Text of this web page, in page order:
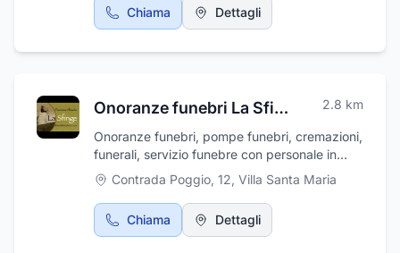
Chiama Dettagli
Onoranze funebri La Sfinge 2.8 km
Onoranze funebri, pompe funebri, cremazioni,
funerali, servizio funebre con personale in
divisa. Disbrigo pratiche, addobbi floreali,
addobbi funebri, affissioni avvisi di lutto,
allestimento camere ardenti, articoli ed arredi
funebri, trasporti funebri nazionali ed
Contrada Poggio, 12, Villa Santa Maria
Chiama Dettagli